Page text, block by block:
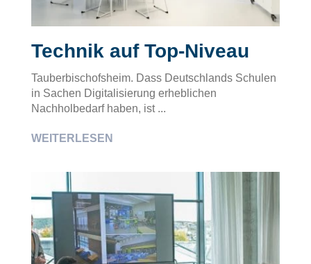
Technik auf Top-Niveau
Tauberbischofsheim. Dass Deutschlands Schulen
in Sachen Digitalisierung erheblichen
Nachholbedarf haben, ist ...
WEITERLESEN